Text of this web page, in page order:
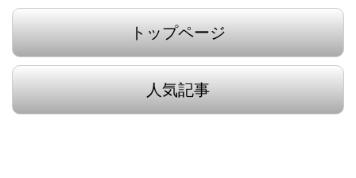
トップページ
人気記事